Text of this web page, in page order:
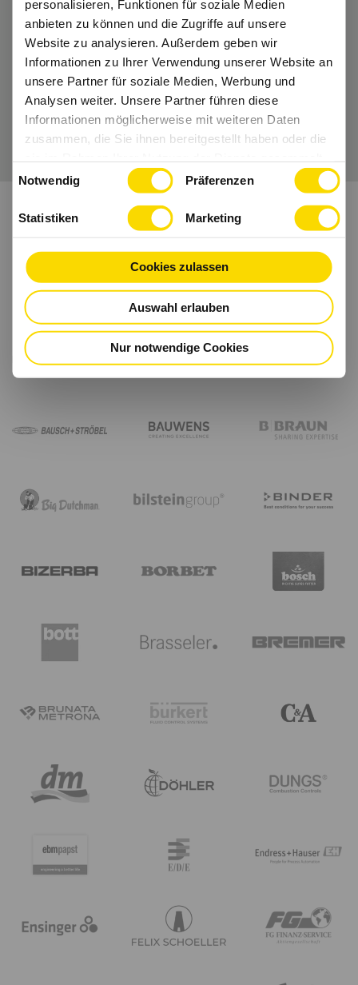
personalisieren, Funktionen für soziale Medien
anbieten zu können und die Zugriffe auf unsere
Website zu analysieren. Außerdem geben wir
Informationen zu Ihrer Verwendung unserer Website an
unsere Partner für soziale Medien, Werbung und
Analysen weiter. Unsere Partner führen diese
Informationen möglicherweise mit weiteren Daten
zusammen, die Sie ihnen bereitgestellt haben oder die
haben.
Notwendig Präferenzen
Statistiken Marketing
Cookies zulassen
Auswahl erlauben
Nur notwendige Cookies
to-Date.
Dann folge uns auch aufInstagram
Wir freuen uns auf Dich.